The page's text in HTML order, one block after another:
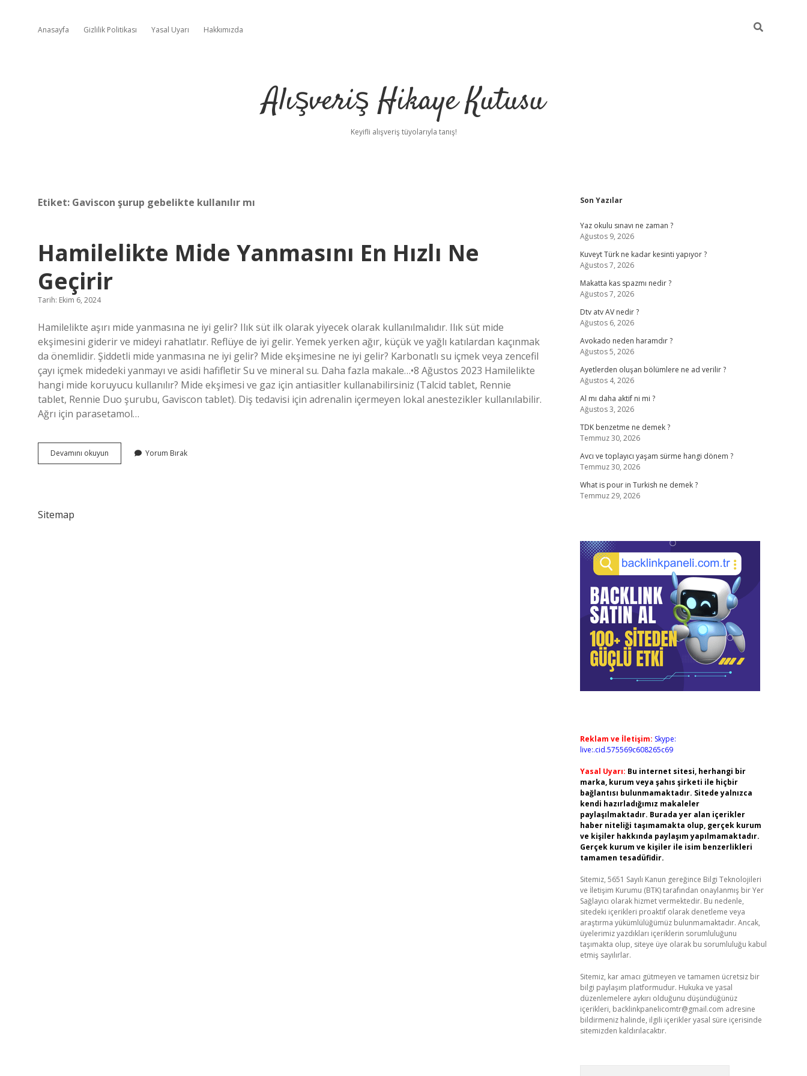
Anasayfa Gizlilik Politikası Yasal Uyarı Hakkımızda
Alışveriş Hikaye Kutusu
Keyifli alışveriş tüyolarıyla tanış!
Etiket: Gaviscon şurup gebelikte kullanılır mı
Hamilelikte Mide Yanmasını En Hızlı Ne
Geçirir
Tarih: Ekim 6, 2024
Hamilelikte aşırı mide yanmasına ne iyi gelir? Ilık süt ilk olarak yiyecek olarak kullanılmalıdır. Ilık süt mide
ekşimesini giderir ve mideyi rahatlatır. Reflüye de iyi gelir. Yemek yerken ağır, küçük ve yağlı katılardan kaçınmak
da önemlidir. Şiddetli mide yanmasına ne iyi gelir? Mide ekşimesine ne iyi gelir? Karbonatlı su içmek veya zencefil
çayı içmek midedeki yanmayı ve asidi hafifletir Su ve mineral su. Daha fazla makale…•8 Ağustos 2023 Hamilelikte
hangi mide koruyucu kullanılır? Mide ekşimesi ve gaz için antiasitler kullanabilirsiniz (Talcid tablet, Rennie
tablet, Rennie Duo şurubu, Gaviscon tablet). Diş tedavisi için adrenalin içermeyen lokal anestezikler kullanılabilir.
Ağrı için parasetamol…
Devamını okuyun Hamilelikte
Mide
Yorum Bırak
Sitemap
Sidebar
Son Yazılar
Yaz okulu sınavı ne zaman ?
Ağustos 9, 2026
Kuveyt Türk ne kadar kesinti yapıyor ?
Ağustos 7, 2026
Makatta kas spazmı nedir ?
Ağustos 7, 2026
Dtv atv AV nedir ?
Ağustos 6, 2026
Avokado neden haramdır ?
Ağustos 5, 2026
Ayetlerden oluşan bölümlere ne ad verilir ?
Ağustos 4, 2026
Al mı daha aktif ni mi ?
Ağustos 3, 2026
TDK benzetme ne demek ?
Temmuz 30, 2026
Avcı ve toplayıcı yaşam sürme hangi dönem ?
Temmuz 30, 2026
What is pour in Turkish ne demek ?
Temmuz 29, 2026
Reklam ve İletişim: Skype:
live:.cid.575569c608265c69
Yasal Uyarı: Bu internet sitesi, herhangi bir
marka, kurum veya şahıs şirketi ile hiçbir
bağlantısı bulunmamaktadır. Sitede yalnızca
kendi hazırladığımız makaleler
paylaşılmaktadır. Burada yer alan içerikler
haber niteliği taşımamakta olup, gerçek kurum
ve kişiler hakkında paylaşım yapılmamaktadır.
Gerçek kurum ve kişiler ile isim benzerlikleri
tamamen tesadüfidir.
Sitemiz, 5651 Sayılı Kanun gereğince Bilgi Teknolojileri
ve İletişim Kurumu (BTK) tarafından onaylanmış bir Yer
Sağlayıcı olarak hizmet vermektedir. Bu nedenle,
sitedeki içerikleri proaktif olarak denetleme veya
araştırma yükümlülüğümüz bulunmamaktadır. Ancak,
üyelerimiz yazdıkları içeriklerin sorumluluğunu
taşımakta olup, siteye üye olarak bu sorumluluğu kabul
etmiş sayılırlar.
Sitemiz, kar amacı gütmeyen ve tamamen ücretsiz bir
bilgi paylaşım platformudur. Hukuka ve yasal
düzenlemelere aykırı olduğunu düşündüğünüz
içerikleri, backlinkpanelicomtr@gmail.com adresine
bildirmeniz halinde, ilgili içerikler yasal süre içerisinde
sitemizden kaldırılacaktır.